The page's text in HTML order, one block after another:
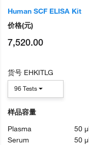
Human SCF ELISA Kit
样品容量
Plasma
50
Serum
50
价格(元)
7,520.00
货号 EHKITLG
96 Tests